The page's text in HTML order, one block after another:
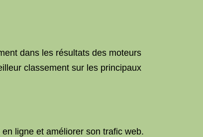
dans les résultats des moteurs
classement sur les principaux
en ligne et améliorer son trafic web.